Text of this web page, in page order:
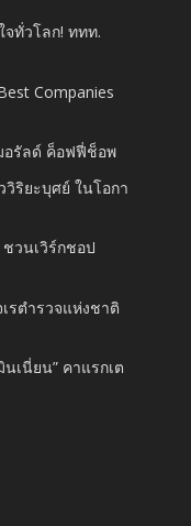
ทั่วโลก! ททท.
Companies
อรัลด์ ค็อฟฟี่ช็อพ
ริยะบุศย์ ในโอกา
วนเวิร์กชอป
รตำรวจแห่งชาติ
เนี่ยน” คาแรกเต